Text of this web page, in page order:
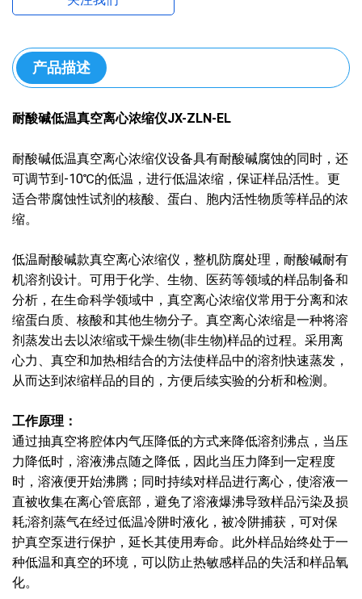
产品描述
耐酸碱低温真空离心浓缩仪JX-ZLN-EL
耐酸碱低温真空离心浓缩仪设备具有耐酸碱腐蚀的同时，还
可调节到-10℃的低温，进行低温浓缩，保证样品活性。更
适合带腐蚀性试剂的核酸、蛋白、胞内活性物质等样品的浓
缩。
低温耐酸碱款真空离心浓缩仪，整机防腐处理，耐酸碱耐有
机溶剂设计。可用于化学、生物、医药等领域的样品制备和
分析，在生命科学领域中，真空离心浓缩仪常用于分离和浓
缩蛋白质、核酸和其他生物分子。真空离心浓缩是一种将溶
剂蒸发出去以浓缩或干燥生物(非生物)样品的过程。采用离
心力、真空和加热相结合的方法使样品中的溶剂快速蒸发，
从而达到浓缩样品的目的，方便后续实验的分析和检测。
工作原理：
通过抽真空将腔体内气压降低的方式来降低溶剂沸点，当压
力降低时，溶液沸点随之降低，因此当压力降到一定程度
时，溶液便开始沸腾；同时持续对样品进行离心，使溶液一
直被收集在离心管底部，避免了溶液爆沸导致样品污染及损
耗;溶剂蒸气在经过低温冷阱时液化，被冷阱捕获，可对保
护真空泵进行保护，延长其使用寿命。此外样品始终处于一
种低温和真空的环境，可以防止热敏感样品的失活和样品氧
化。